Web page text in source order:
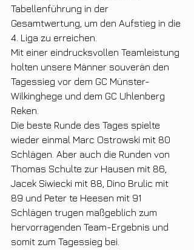
Tabellenführung in der
Gesamtwertung, um den Aufstieg in die
4. Liga zu erreichen.
Mit einer eindrucksvollen Teamleistung
holten unsere Männer souverän den
Tagessieg vor dem GC Münster-
Wilkinghege und dem GC Uhlenberg
Reken.
Die beste Runde des Tages spielte
wieder einmal Marc Ostrowski mit 80
Schlägen. Aber auch die Runden von
Thomas Schulte zur Hausen mit 86,
Jacek Siwiecki mit 88, Dino Brulic mit
89 und Peter te Heesen mit 91
Schlägen trugen maßgeblich zum
hervorragenden Team-Ergebnis und
somit zum Tagessieg bei.